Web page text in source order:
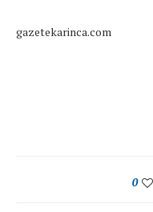
gazetekarinca.com
0